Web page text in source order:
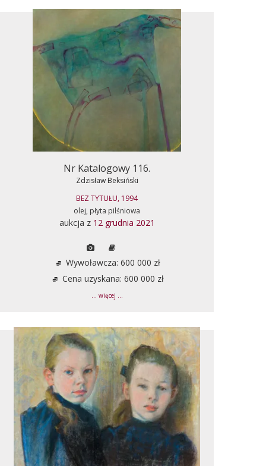
Nr Katalogowy 116.
Zdzisław Beksiński
BEZ TYTUŁU, 1994
olej, płyta pilśniowa
aukcja z 12 grudnia 2021
Wywoławcza: 600 000 zł
Cena uzyskana: 600 000 zł
... więcej ...